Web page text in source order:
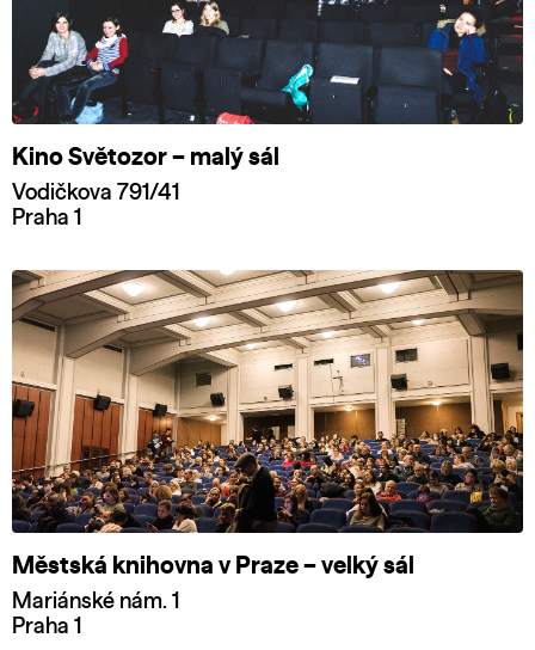
Kino Světozor – malý sál
Vodičkova 791/41
Praha 1
Městská knihovna v Praze – velký sál
Mariánské nám. 1
Praha 1